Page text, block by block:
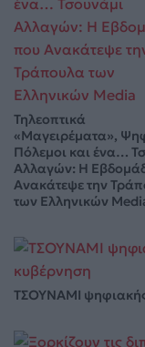
Τηλεοπτικά
«Μαγειρέματα»,
Πόλεμοι και ένα…
Αλλαγών: Η
Ανακάτεψε την
των Ελληνικών
ΤΣΟΥΝΑΜΙ